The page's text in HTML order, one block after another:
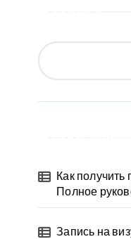
Как
Полное
Запись на